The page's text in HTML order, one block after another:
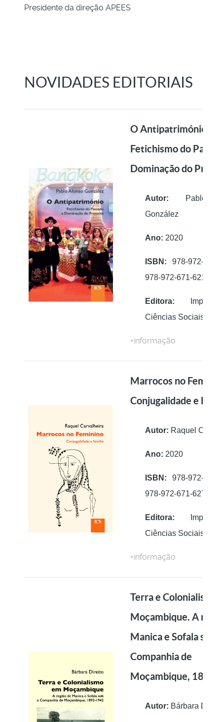
Presidente da direção APEES
NOVIDADES EDITORIAIS
O Antipatrimónio.
Fetichismo do
Dominação do
Autor: Pablo
González
Ano: 2020
ISBN: 978-972-
978-972-671-621-1
Editora:
Ciências Sociais
+informação
Marrocos no
Conjugalidade e
Autor: Raquel
Ano: 2020
ISBN: 978-972-
978-972-671-627-3
Editora:
Ciências Sociais
+informação
Terra e Colonialismo
Moçambique. A
Manica e Sofala sob
Companhia de
Moçambique,
Autor: Bárbara